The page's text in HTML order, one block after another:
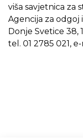
viša savjetnica za
Agencija za odgoj
Donje Svetice 38,
tel. 01 2785 021,